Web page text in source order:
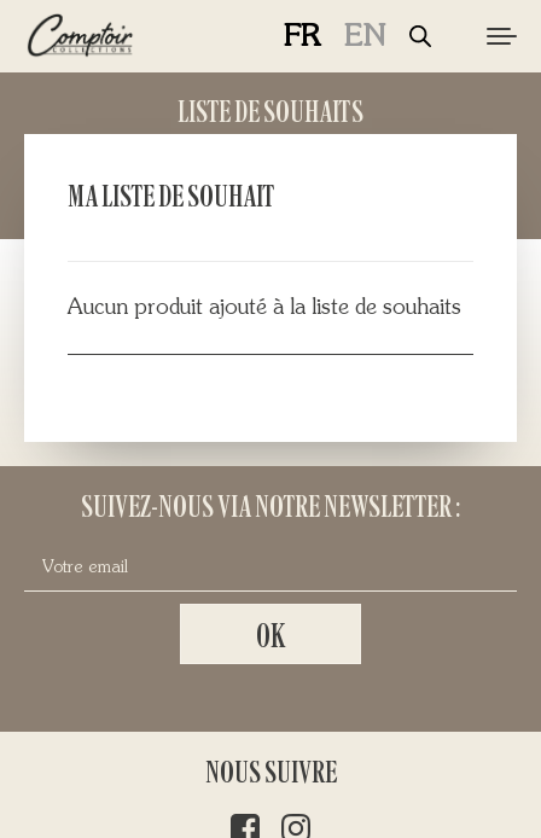
FR EN
PÊCHES
CURIOSITÉS
LE MAGAZINE
LOGIN / REGISTER
CART
LISTE DE SOUHAITS
MA LISTE DE SOUHAIT
Aucun produit ajouté à la liste de souhaits
SUIVEZ-NOUS VIA NOTRE NEWSLETTER :
NOUS SUIVRE